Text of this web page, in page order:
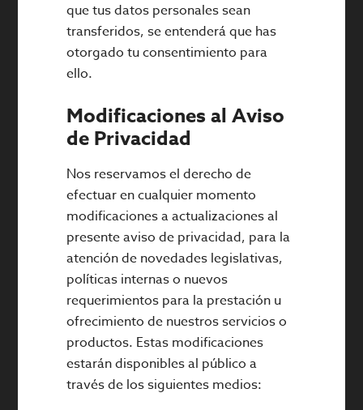
que tus datos personales sean
transferidos, se entenderá que has
otorgado tu consentimiento para
ello.
Modificaciones al Aviso
de Privacidad
Nos reservamos el derecho de
efectuar en cualquier momento
modificaciones a actualizaciones al
presente aviso de privacidad, para la
atención de novedades legislativas,
políticas internas o nuevos
requerimientos para la prestación u
ofrecimiento de nuestros servicios o
productos. Estas modificaciones
estarán disponibles al público a
través de los siguientes medios: